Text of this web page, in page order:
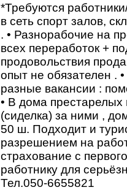
*Требуются
в сеть спорт залов,
. • Разнорабочие на
всех переработок +
продовольствия
опыт не обязателен .
разные вакансии :
• В дома престарелых
(сиделка) за ними ,
50 ш. Подходит и
разрешением на
страхование с
работнику для
Тел.050-6655821